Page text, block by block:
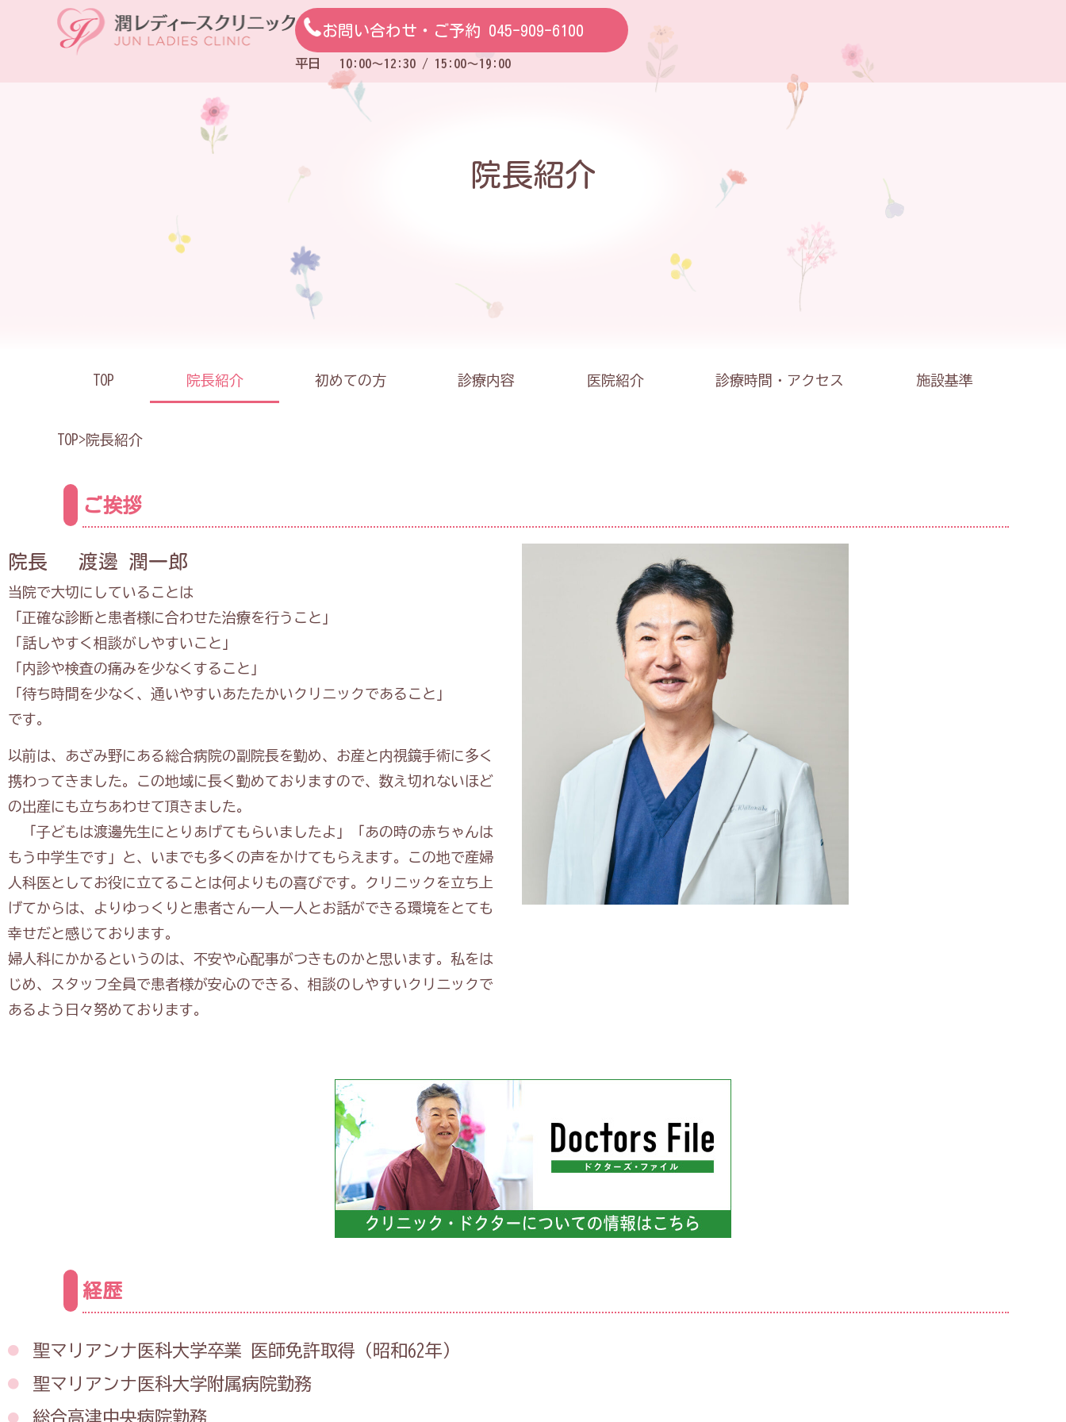
お問い合わせ・ご予約 045-909-6100
平日 10:00～12:30 / 15:00～19:00
院長紹介
TOP 院長紹介 初めての方 診療内容 医院紹介 診療時間・アクセス 施設基準
TOP>院長紹介
ご挨拶
院長 渡邊 潤一郎
当院で大切にしていることは
「正確な診断と患者様に合わせた治療を行うこと」
「話しやすく相談がしやすいこと」
「内診や検査の痛みを少なくすること」
「待ち時間を少なく、通いやすいあたたかいクリニックであること」
です。
以前は、あざみ野にある総合病院の副院長を勤め、お産と内視鏡手術に多く
携わってきました。この地域に長く勤めておりますので、数え切れないほど
の出産にも立ちあわせて頂きました。
「子どもは渡邊先生にとりあげてもらいましたよ」「あの時の赤ちゃんは
もう中学生です」と、いまでも多くの声をかけてもらえます。この地で産婦
人科医としてお役に立てることは何よりもの喜びです。クリニックを立ち上
げてからは、よりゆっくりと患者さん一人一人とお話ができる環境をとても
幸せだと感じております。
婦人科にかかるというのは、不安や心配事がつきものかと思います。私をは
じめ、スタッフ全員で患者様が安心のできる、相談のしやすいクリニックで
あるよう日々努めております。
経歴
聖マリアンナ医科大学卒業
医師免許取得（昭和62年）
聖マリアンナ医科大学附属病院勤務
総合高津中央病院勤務